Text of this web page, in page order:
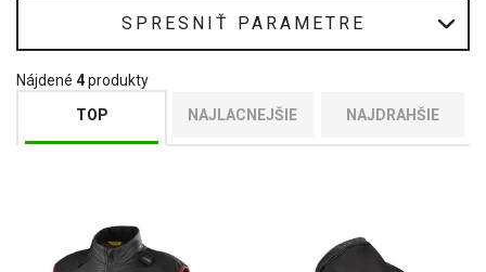
SPRESNIŤ PARAMETRE
Nájdené 4produkty
TOP
NAJLACNEJŠIE NAJDRAHŠIE